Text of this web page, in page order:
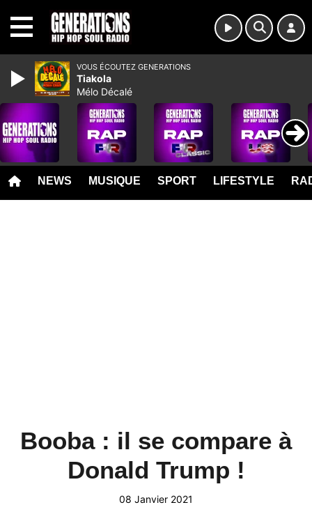
NEWS MUSIQUE SPORT LIFESTYLE
Booba : il se compare à
Donald Trump !
08 Janvier 2021
VOUS ÉCOUTEZ GENERATIONS
Tiakola
Mélo Décalé